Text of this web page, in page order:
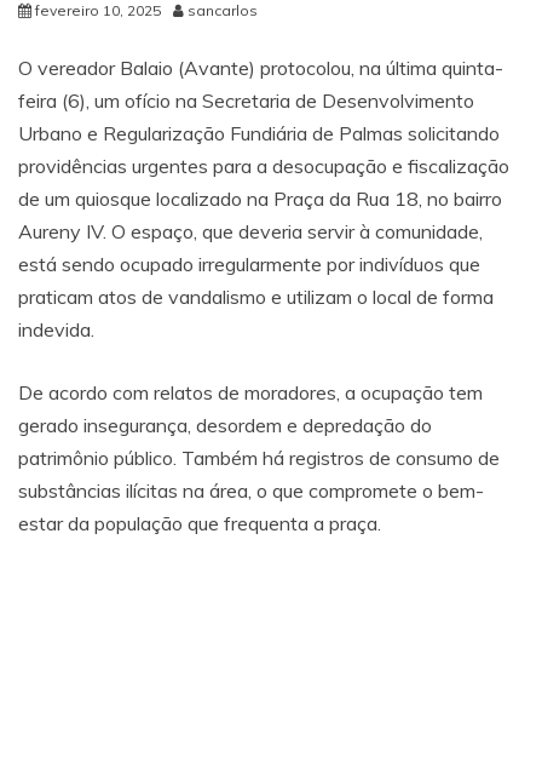
fevereiro 10, 2025 sancarlos
O vereador Balaio (Avante) protocolou, na última quinta-
feira (6), um ofício na Secretaria de Desenvolvimento
Urbano e Regularização Fundiária de Palmas solicitando
providências urgentes para a desocupação e fiscalização
de um quiosque localizado na Praça da Rua 18, no bairro
Aureny IV. O espaço, que deveria servir à comunidade,
está sendo ocupado irregularmente por indivíduos que
praticam atos de vandalismo e utilizam o local de forma
indevida.
De acordo com relatos de moradores, a ocupação tem
gerado insegurança, desordem e depredação do
patrimônio público. Também há registros de consumo de
substâncias ilícitas na área, o que compromete o bem-
estar da população que frequenta a praça.